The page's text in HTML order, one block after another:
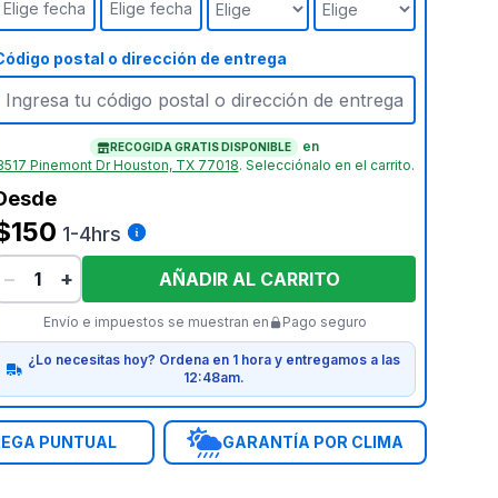
Elige fecha
Elige fecha
postal o dirección de entrega
RECOGIDA GRATIS DISPONIBLE
en
Pinemont Dr Houston, TX 77018. Selecciónalo en el carrito.
1-4hrs
−
+ AÑADIR AL CARRITO
Envío e impuestos se muestran en Pago seguro
¿Lo necesitas hoy? Ordena en 1 hora y entregamos a las
12:48am.
PUNTUAL GARANTÍA POR CLIMA